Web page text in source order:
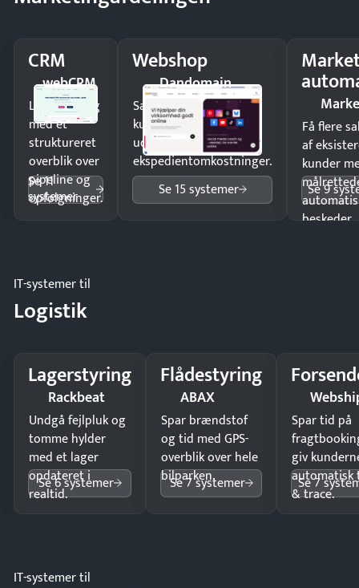
CRM
webCRM
Luk flere salg
med et
struktureret
overblik over
pipeline og
opfølgninger.
Se 11
systemer
Webshop
Dandomain
Sælg produkter 24/7 til
kunder i hele landet
uden
ekspedientomkostninger.
Se 15 systemer
Få flere
af
kunder
beskeder.
Se 9
IT-systemer til
Logistik
Lagerstyring
Rackbeat
Undgå fejlpluk og
tomme hylder
med et lager
opdateret i
realtid.
Se 6 systemer
Flådestyring
ABAX
Spar brændstof
og tid med GPS-
overblik over hele
bilparken.
Se 7 systemer
Spar tid på
giv
automatisk
& trace.
Se 7
IT-systemer til